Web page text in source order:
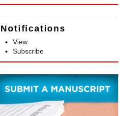
Notifications
View
Subscribe